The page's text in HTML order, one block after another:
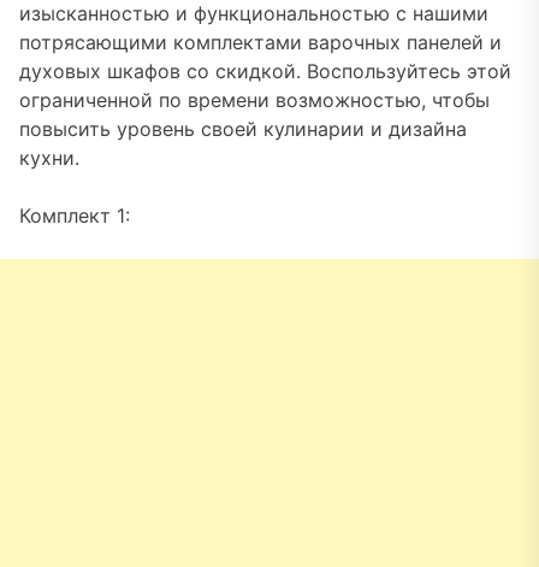
изысканностью и функциональностью с нашими
потрясающими комплектами варочных панелей и
духовых шкафов со скидкой. Воспользуйтесь этой
ограниченной по времени возможностью, чтобы
повысить уровень своей кулинарии и дизайна
кухни.
Комплект 1: